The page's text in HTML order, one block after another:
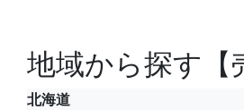
地域から探す【
北海道